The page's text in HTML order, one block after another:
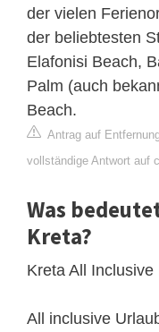
der vielen
der beliebtesten
Elafonisi Beach,
Palm (auch
Beach.
Antrag auf
vollständige Antwort auf
Was
Kreta?
Kreta All
All inclusive